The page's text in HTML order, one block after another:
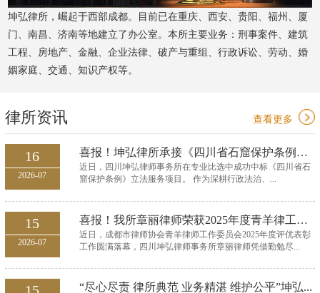
坤弘律所，崛起于西部成都。目前已在重庆、西安、贵阳、福州、厦
门、南昌、济南等地建立了办公室。本所主要业务：刑事案件、建筑
工程、房地产、金融、企业法律、破产与重组、行政诉讼、劳动、婚
姻家庭、交通、知识产权等。
律所资讯 查看更多
16
2026-07
喜报！坤弘律所承接《四川省石窟保护条例》立法服...
近日，四川坤弘律师事务所在专业比选中成功中标《四川省石
窟保护条例》立法服务项目。 作为深耕行政法治、...
15
2026-07
喜报！我所章丽律师荣获2025年度青羊律工委优秀委...
近日，成都市律师协会青羊律师工作委员会2025年度评优表彰
工作圆满落幕，四川坤弘律师事务所章丽律师凭借勤勉尽...
“尽心尽责 律所典范 业务精湛 维护公平”坤弘...